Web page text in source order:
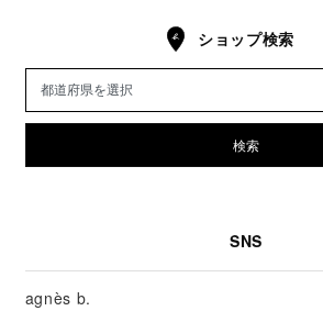
ショップ検索
検索
SNS
agnès b.